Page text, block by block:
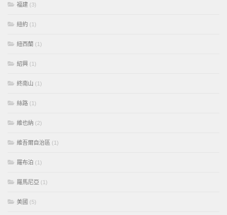
福建 (3)
紐約 (1)
紐西蘭 (1)
紹興 (1)
終南山 (1)
絲路 (1)
維也納 (2)
維吾爾自治區 (1)
羅布泊 (1)
羅馬尼亞 (1)
美國 (5)